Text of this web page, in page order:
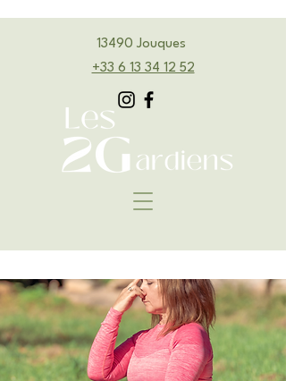
13490 Jouques
‭+33 6 13 34 12 52‬